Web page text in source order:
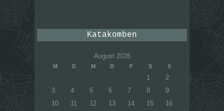
Katakomben
August 2026
M D M D F S S
1
2
3
4 5 6 7 8
9
10
11 12 13 14 15
16